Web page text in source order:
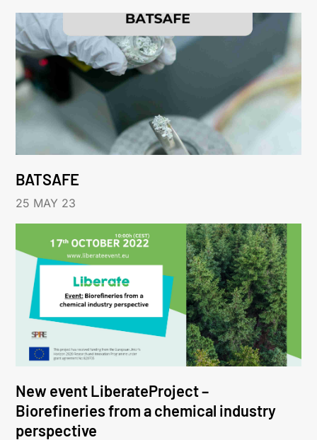
BATSAFE
25 MAY 23
New event LiberateProject –
Biorefineries from a chemical industry
perspective